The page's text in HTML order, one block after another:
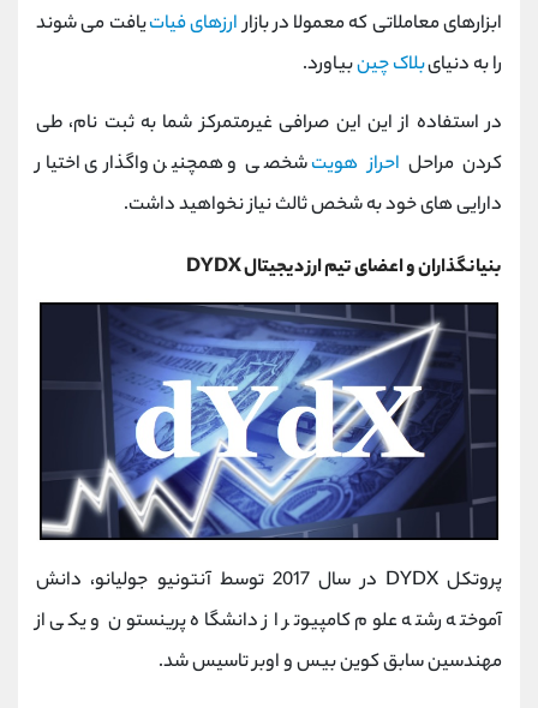
ابزارهای معاملاتی که معمولا در بازارارزهای فیاتیافت می شوند
را به دنیایبلاک چینبیاورد.
در استفاده از این این صرافی غیرمتمرکز شما به ثبت‌ نام، طی
کردن مراحل احراز هویتشخصی و همچنین واگذاری اختیار
دارایی های خود به شخص ثالث نیاز نخواهید داشت.
بنیانگذاران و اعضای تیم ارز دیجیتال DYDX
پروتکل DYDX در سال 2017 توسط آنتونیو جولیانو، دانش
آموخته رشته علوم کامپیوتر از دانشگاه پرینستون و یکی از
مهندسین سابق کوین بیس و اوبر تاسیس شد.